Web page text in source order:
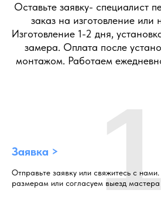
Оставьте заявку- специалист
заказ на изготовление или
Изготовление 1-2 дня,
замера. Оплата после
монтажом. Работаем
Заявка >
Отправьте заявку или свяжитесь с
размерам или согласуем выезд